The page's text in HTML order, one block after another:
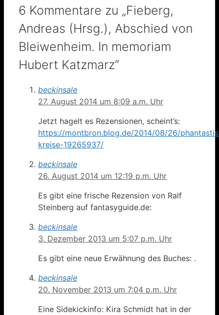
6 Kommentare zu „Fieberg,
Andreas (Hrsg.), Abschied von
Bleiwenheim. In memoriam
Hubert Katzmarz“
beckinsale
27. August 2014 um 8:09 a.m. Uhr
Jetzt hagelt es Rezensionen, scheint’s:
https://montbron.blog.de/2014/08/26/
kreise-19265937/
beckinsale
26. August 2014 um 12:19 p.m. Uhr
Es gibt eine frische Rezension von Ralf
Steinberg auf fantasyguide.de:
beckinsale
3. Dezember 2013 um 5:07 p.m. Uhr
Es gibt eine neue Erwähnung des Buches: .
beckinsale
20. November 2013 um 7:04 p.m. Uhr
Eine Sidekickinfo: Kira Schmidt hat in der